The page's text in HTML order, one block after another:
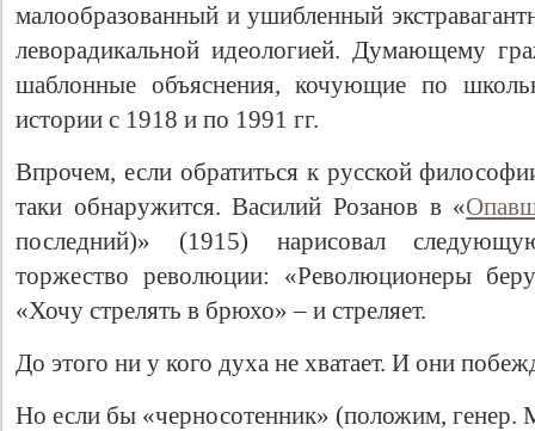
малообразованный и ушибленный
леворадикальной идеологией. Думающему
шаблонные объяснения, кочующие по
истории с 1918 и по 1991 гг.
Впрочем, если обратиться к русской
таки обнаружится. Василий Розанов в «
последний)» (1915) нарисовал
торжество революции: «Революционеры
«Хочу стрелять в брюхо» – и стреляет.
До этого ни у кого духа не хватает. И они
Но если бы «черносотенник» (положим, генер.